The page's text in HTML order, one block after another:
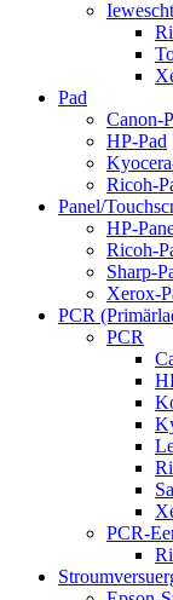
Pad
Canon-
HP-Pad
Ricoh-
Panel/
HP-
Ricoh-
Sharp-
Xerox-
PCR
PCR
PCR-